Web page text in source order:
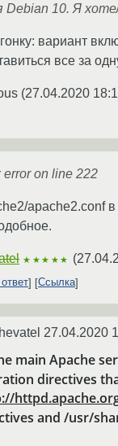
Debian 10. Я
вариант
все за
(27.04.2020
error on line 222
apache2.conf
★★★★★ (
ответ Ссылка
27.04.2020
main Apache
directives
and /usr/